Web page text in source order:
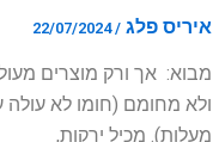
איריס פלג/
22/07/2024
מבוא: אך ורק מוצרים
מעלות). מכיל ירקות,